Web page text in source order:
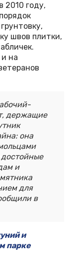
2010 году,
швов плитки,
на
держащие
она
и
для
в
и
парке